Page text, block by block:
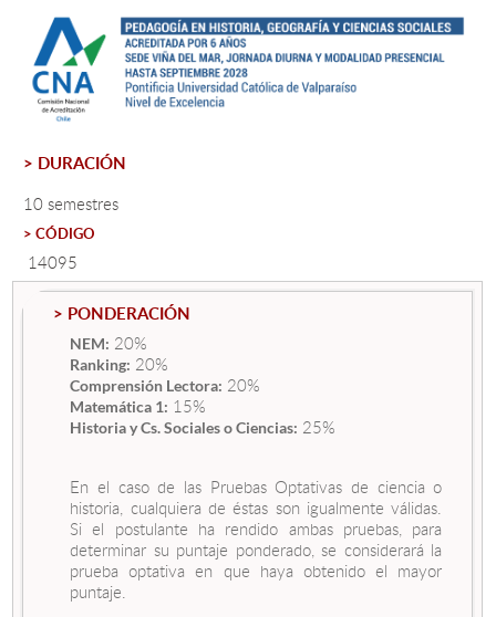
Estudiantes
Académicos
English
> DURACIÓN
10 semestres
> CÓDIGO
14095
> PONDERACIÓN
NEM: 20%
Ranking: 20%
Comprensión Lectora: 20%
Matemática 1: 15%
Historia y Cs. Sociales o Ciencias: 25%
En el caso de las Pruebas Optativas de ciencia o
historia, cualquiera de éstas son igualmente válidas.
Si el postulante ha rendido ambas pruebas, para
determinar su puntaje ponderado, se considerará la
prueba optativa en que haya obtenido el mayor
puntaje.